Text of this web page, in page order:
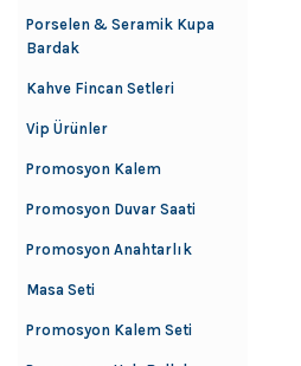
Porselen & Seramik Kupa
Bardak
Kahve Fincan Setleri
Vip Ürünler
Promosyon Kalem
Promosyon Duvar Saati
Promosyon Anahtarlık
Masa Seti
Promosyon Kalem Seti